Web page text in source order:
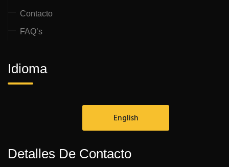
Contacto
FAQ’s
Idioma
English
Detalles De Contacto